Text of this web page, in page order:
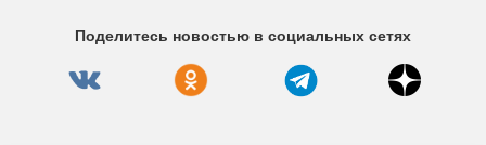
Поделитесь новостью в социальных сетях